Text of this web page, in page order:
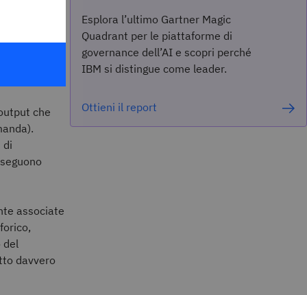
o del
che
di
associate
del
davvero
Esplora l’ultimo Gartner Magic
Quadrant per le piattaforme di
governance dell’AI e scopri perché
IBM si distingue come leader.
Ottieni il report